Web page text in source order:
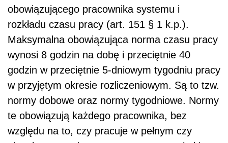
obowiązującego pracownika systemu i
rozkładu czasu pracy (art. 151 § 1 k.p.).
Maksymalna obowiązująca norma czasu pracy
wynosi 8 godzin na dobę i przeciętnie 40
godzin w przeciętnie 5-dniowym tygodniu pracy
w przyjętym okresie rozliczeniowym. Są to tzw.
normy dobowe oraz normy tygodniowe. Normy
te obowiązują każdego pracownika, bez
względu na to, czy pracuje w pełnym czy